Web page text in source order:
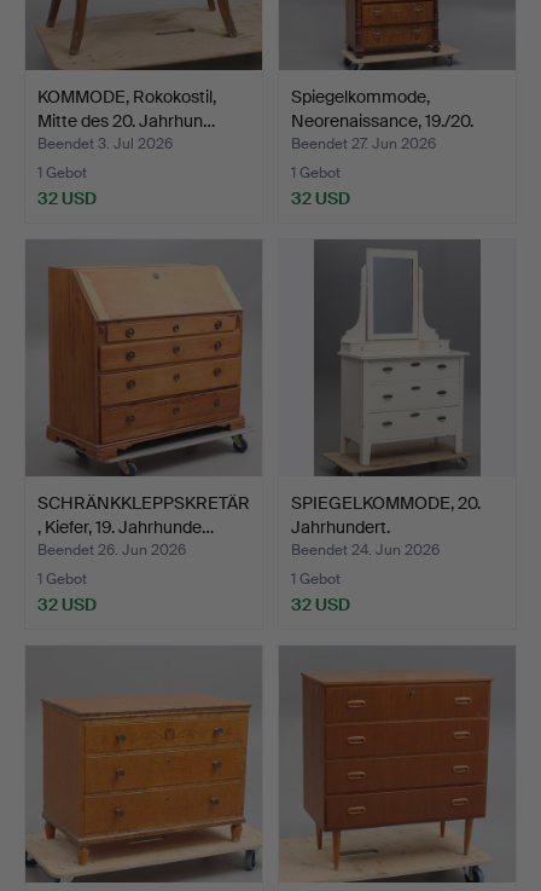
KOMMODE, Rokokostil,
Mitte des 20. Jahrhun…
Beendet 3. Jul 2026
1 Gebot
32 USD
Spiegelkommode,
Neorenaissance, 19./20.
Ja…
Beendet 27. Jun 2026
1 Gebot
32 USD
SCHRÄNKKLEPPSKRETÄR
, Kiefer, 19. Jahrhunde…
Beendet 26. Jun 2026
1 Gebot
32 USD
SPIEGELKOMMODE, 20.
Jahrhundert.
Beendet 24. Jun 2026
1 Gebot
32 USD